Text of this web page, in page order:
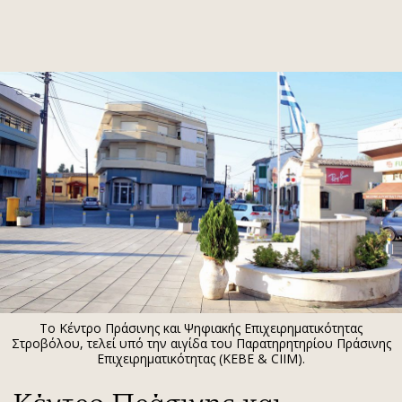
ΚΑΤΗΓΟΡΙΕΣ ΣΥΝΔΕΣΗ
Κύπρος
Παιδεία
Υγεία
Πολιτική
Βουλευτικές 2026
Εκλογές 2024
Προεδρικές 2023
Δημοσκοπήσεις
Διπλωματία
Απόψεις
Αρθρογραφία
The Hill
Υγεία
Αγγελίες
Ενοικιάζονται
Πωλούνται
Ζητούν εργασία
Το Κέντρο Πράσινης και Ψηφιακής Επιχειρηματικότητας
Στροβόλου, τελεί υπό την αιγίδα του Παρατηρητηρίου Πράσινης
Επιχειρηματικότητας (ΚΕΒΕ & CIIM).